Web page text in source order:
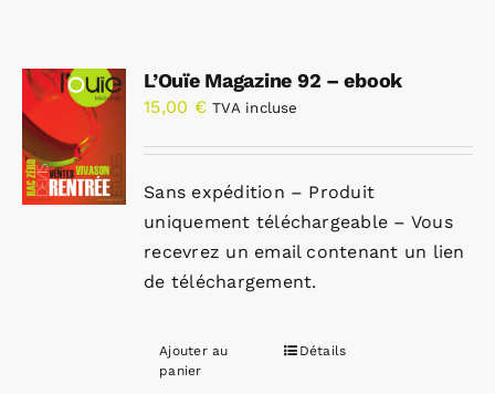
L’Ouïe Magazine 92 – ebook
15,00 € TVA incluse
Sans expédition – Produit
uniquement téléchargeable – Vous
recevrez un email contenant un lien
de téléchargement.
Ajouter au
panier
Détails